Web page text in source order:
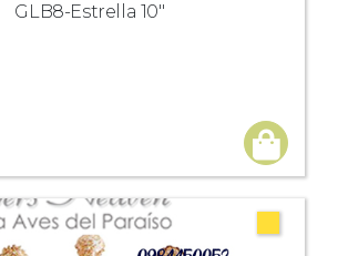
GLB8-Estrella 10"